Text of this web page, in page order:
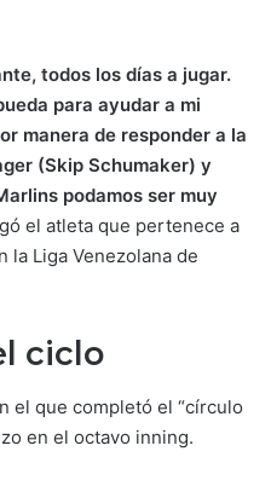
todos los días a jugar.
para ayudar a mi
manera de responder a la
(Skip Schumaker) y
podamos ser muy
el atleta que pertenece a
la Liga Venezolana de
ciclo
el que completó el “círculo
en el octavo inning.